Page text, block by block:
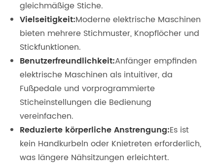
gleichmäßige Stiche.
Vielseitigkeit:Moderne elektrische Maschinen
bieten mehrere Stichmuster, Knopflöcher und
Stickfunktionen.
Benutzerfreundlichkeit:Anfänger empfinden
elektrische Maschinen als intuitiver, da
Fußpedale und vorprogrammierte
Sticheinstellungen die Bedienung
vereinfachen.
Reduzierte körperliche Anstrengung:Es ist
kein Handkurbeln oder Knietreten erforderlich,
was längere Nähsitzungen erleichtert.